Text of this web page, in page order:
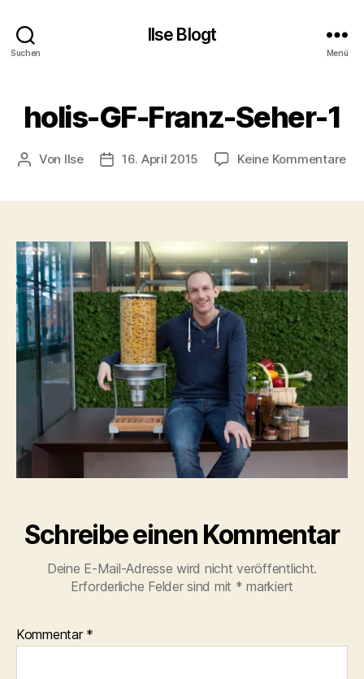
Suchen
Ilse Blogt
Menü
holis-GF-Franz-Seher-1
Beitragsautor
Von Ilse Beitragsdatum
16. April 2015 Keine Kommentarezu
Schreibe einen Kommentar
Deine E-Mail-Adresse wird nicht veröffentlicht.
Erforderliche Felder sind mit * markiert
Kommentar *